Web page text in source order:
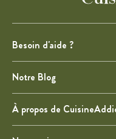
Besoin d'aide ?
Notre Blog
À propos de